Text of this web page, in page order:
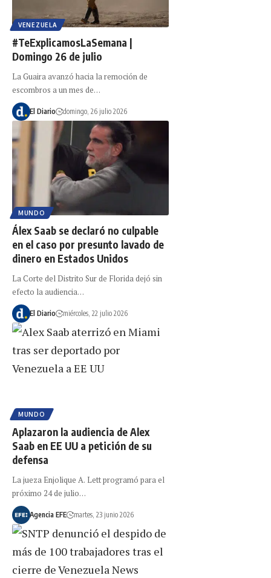
VENEZUELA
#TeExplicamosLaSemana |
Domingo 26 de julio
La Guaira avanzó hacia la remoción de
escombros a un mes de…
El Diario domingo, 26 julio 2026
MUNDO
Álex Saab se declaró no culpable
en el caso por presunto lavado de
dinero en Estados Unidos
La Corte del Distrito Sur de Florida dejó sin
efecto la audiencia…
El Diario miércoles, 22 julio 2026
MUNDO
Aplazaron la audiencia de Alex
Saab en EE UU a petición de su
defensa
La jueza Enjolique A. Lett programó para el
próximo 24 de julio…
Agencia EFE martes, 23 junio 2026